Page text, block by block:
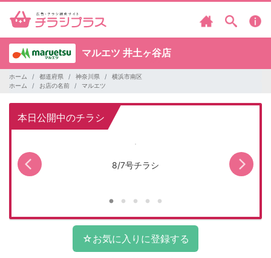
マルエツ 井土ヶ谷店
ホーム 都道府県 神奈川県
横浜市南区
ホーム
お店の名前 マルエツ
本日公開中のチラシ
8/7号チラシ